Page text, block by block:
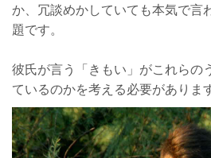
か、冗談めかしていても本気で言
題です。
彼氏が言う「きもい」がこれらの
ているのかを考える必要があります